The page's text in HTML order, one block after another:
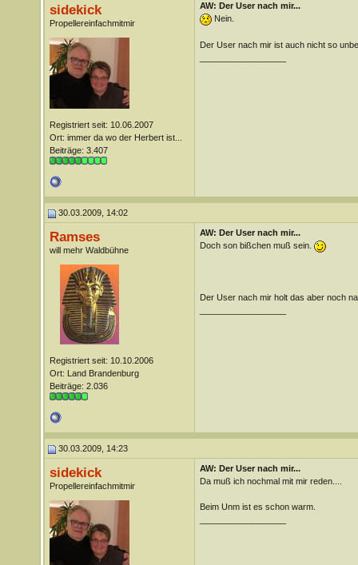
sidekick
Propellereinfachmitmir
Registriert seit: 10.06.2007
Ort: immer da wo der Herbert ist...
Beiträge: 3.407
AW: Der User nach mir...
Nein.
Der User nach mir ist auch nicht so
30.03.2009, 14:02
Ramses
will mehr Waldbühne
Registriert seit: 10.10.2006
Ort: Land Brandenburg
Beiträge: 2.036
AW: Der User nach mir...
Doch son bißchen muß sein.
Der User nach mir holt das aber noch
30.03.2009, 14:23
sidekick
Propellereinfachmitmir
AW: Der User nach mir...
Da muß ich nochmal mit mir reden....
Beim Unm ist es schon warm.